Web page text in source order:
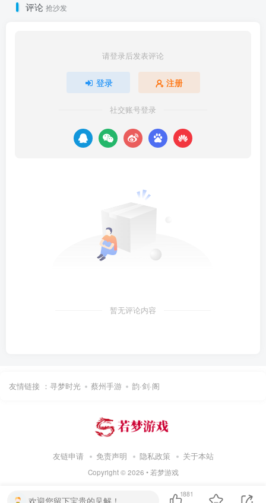
评论 抢沙发
请登录后发表评论
登录 注册
社交账号登录
暂无评论内容
友情链接 ： 寻梦时光 蔡州手游 韵·剑·阁
友链申请 免责声明 隐私政策 关于本站
Copyright ©2026 •若梦游戏
欢迎您留下宝贵的见解！
1881